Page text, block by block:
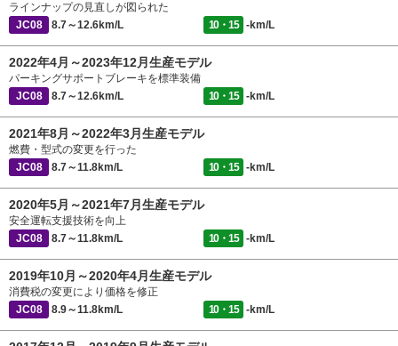
ラインナップの見直しが図られた
JC08
8.7～12.6km/L 10・15 -km/L
2022年4月～2023年12月生産モデル
パーキングサポートブレーキを標準装備
JC08
8.7～12.6km/L 10・15 -km/L
2021年8月～2022年3月生産モデル
燃費・型式の変更を行った
JC08
8.7～11.8km/L 10・15 -km/L
2020年5月～2021年7月生産モデル
安全運転支援技術を向上
JC08
8.7～11.8km/L 10・15 -km/L
2019年10月～2020年4月生産モデル
消費税の変更により価格を修正
JC08
8.9～11.8km/L 10・15 -km/L